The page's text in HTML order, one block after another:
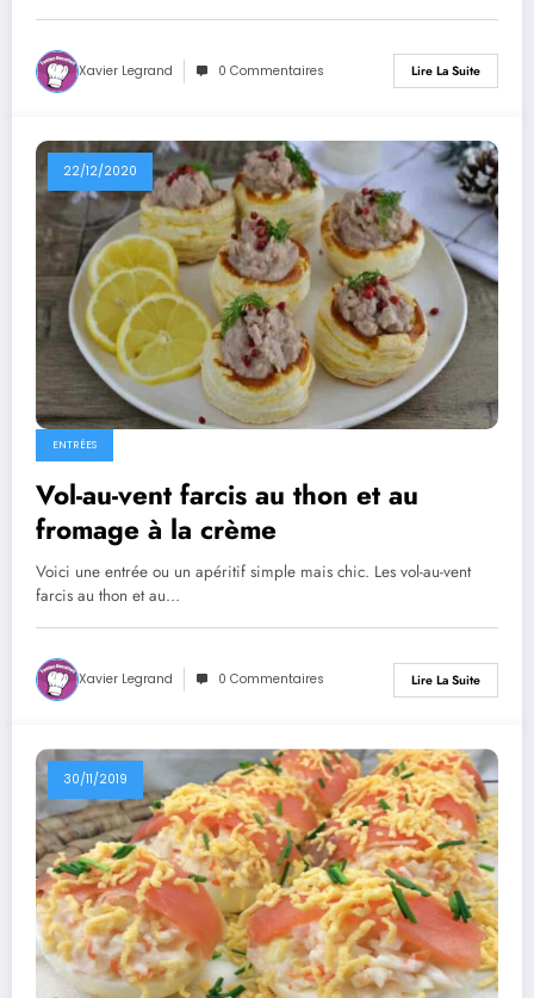
Xavier Legrand 0 Commentaires Lire La Suite
22/12/2020
ENTRÉES
Vol-au-vent farcis au thon et au
fromage à la crème
Voici une entrée ou un apéritif simple mais chic. Les vol-au-vent
farcis au thon et au…
Xavier Legrand 0 Commentaires Lire La Suite
30/11/2019